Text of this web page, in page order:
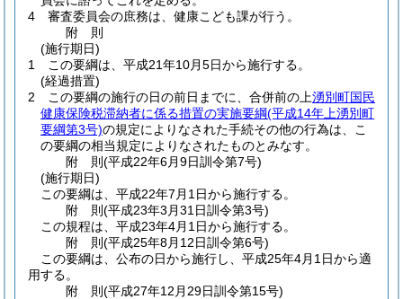
4
審査委員会の庶務は、健康こども課が行う。
附 則
(施行期日)
1
この要綱は、平成21年10月5日から施行する。
(経過措置)
2
この要綱の施行の日の前日までに、合併前の上湧別町国民
健康保険税滞納者に係る措置の実施要綱(平成14年上湧別町
要綱第3号)の規定によりなされた手続その他の行為は、こ
の要綱の相当規定によりなされたものとみなす。
附 則(平成22年6月9日訓令第7号)
(施行期日)
この要綱は、平成22年7月1日から施行する。
附 則(平成23年3月31日訓令第3号)
この規程は、平成23年4月1日から施行する。
附 則(平成25年8月12日訓令第6号)
この要綱は、公布の日から施行し、平成25年4月1日から適
用する。
附 則(平成27年12月29日訓令第15号)